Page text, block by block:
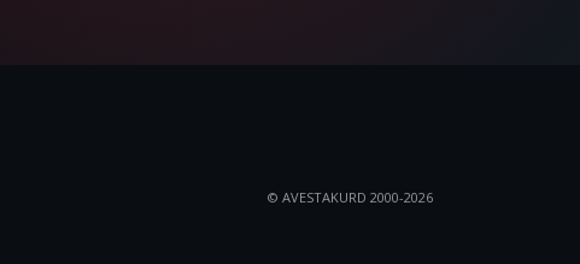
© AVESTAKURD 2000-2026